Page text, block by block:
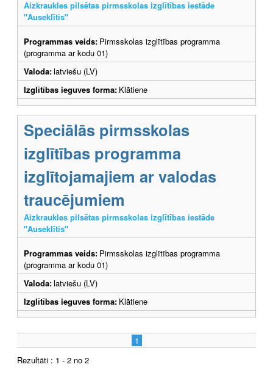
Aizkraukles pilsētas pirmsskolas izglītības iestāde
"Auseklītis"
Programmas veids: Pirmsskolas izglītības programma
(programma ar kodu 01)
Valoda:latviešu (LV)
Izglītības ieguves forma: Klātiene
Speciālās pirmsskolas
izglītības programma
izglītojamajiem ar valodas
traucējumiem
Aizkraukles pilsētas pirmsskolas izglītības iestāde
"Auseklītis"
Programmas veids: Pirmsskolas izglītības programma
(programma ar kodu 01)
Valoda:latviešu (LV)
Izglītības ieguves forma: Klātiene
1
Rezultāti : 1 - 2 no 2